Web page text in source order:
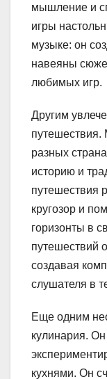
мышление и
игры
музыке: он
навеяны
любимых игр.
Другим
путешествия.
разных
историю и
путешествия
кругозор и
горизонты в
путешествий
создавая
слушателя в
Еще одним
кулинария. Он
кухнями. Он